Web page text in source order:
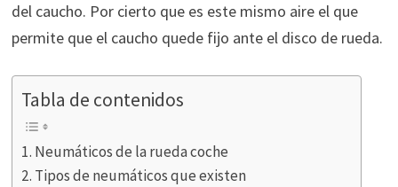
del caucho. Por cierto que es este mismo aire el que
permite que el caucho quede fijo ante el disco de rueda.
Tabla de contenidos
Neumáticos de la rueda coche
Tipos de neumáticos que existen